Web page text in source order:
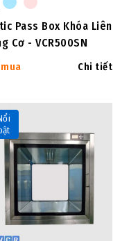
Pass Box Khóa Liên
Cơ - VCR500SN
Chi tiết